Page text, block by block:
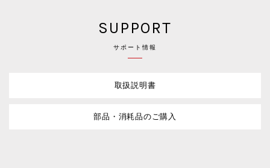
SUPPORT
サポート情報
取扱説明書
部品・消耗品のご購入